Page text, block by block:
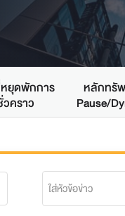
ยุดพักการ
คราว
หลักทรั
Pause/